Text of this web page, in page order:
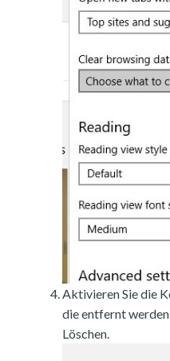
Aktivieren Sie die
die entfernt
Löschen.